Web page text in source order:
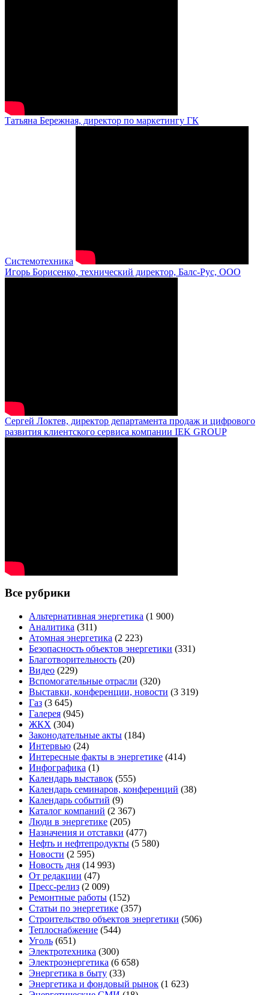
Татьяна Бережная, директор по маркетингу ГК
Системотехника
Игорь Борисенко, технический директор, Балс-Рус, ООО
Сергей Локтев, директор департамента продаж и цифрового
развития клиентского сервиса компании IEK GROUP
Все рубрики
Альтернативная энергетика (1 900)
Аналитика (311)
Атомная энергетика (2 223)
Безопасность объектов энергетики (331)
Благотворительность (20)
Видео (229)
Вспомогательные отрасли (320)
Выставки, конференции, новости (3 319)
Газ (3 645)
Галерея (945)
ЖКХ (304)
Законодательные акты (184)
Интервью (24)
Интересные факты в энергетике (414)
Инфографика (1)
Календарь выставок (555)
Календарь семинаров, конференций (38)
Календарь событий (9)
Каталог компаний (2 367)
Люди в энергетике (205)
Назначения и отставки (477)
Нефть и нефтепродукты (5 580)
Новости (2 595)
Новость дня (14 993)
От редакции (47)
Пресс-релиз (2 009)
Ремонтные работы (152)
Статьи по энергетике (357)
Строительство объектов энергетики (506)
Теплоснабжение (544)
Уголь (651)
Электротехника (300)
Электроэнергетика (6 658)
Энергетика в быту (33)
Энергетика и фондовый рынок (1 623)